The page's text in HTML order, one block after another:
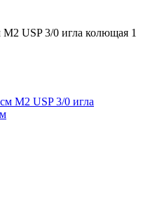
USP 3/0 игла колющая 1